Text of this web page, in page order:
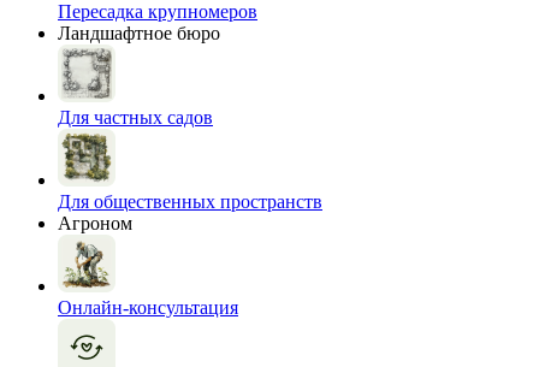
Пересадка крупномеров
Ландшафтное бюро
Для частных садов
Для общественных пространств
Агроном
Онлайн-консультация